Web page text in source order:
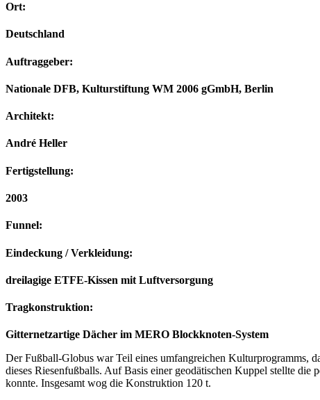
Ort:
Deutschland
Auftraggeber:
Nationale DFB, Kulturstiftung WM 2006 gGmbH, Berlin
Architekt:
André Heller
Fertigstellung:
2003
Funnel:
Eindeckung / Verkleidung:
dreilagige ETFE-Kissen mit Luftversorgung
Tragkonstruktion:
Gitternetzartige Dächer im MERO Blockknoten-System
Der Fußball-Globus war Teil eines umfangreichen Kulturprogramms,
dieses Riesenfußballs. Auf Basis einer geodätischen Kuppel stellte
konnte. Insgesamt wog die Konstruktion 120 t.